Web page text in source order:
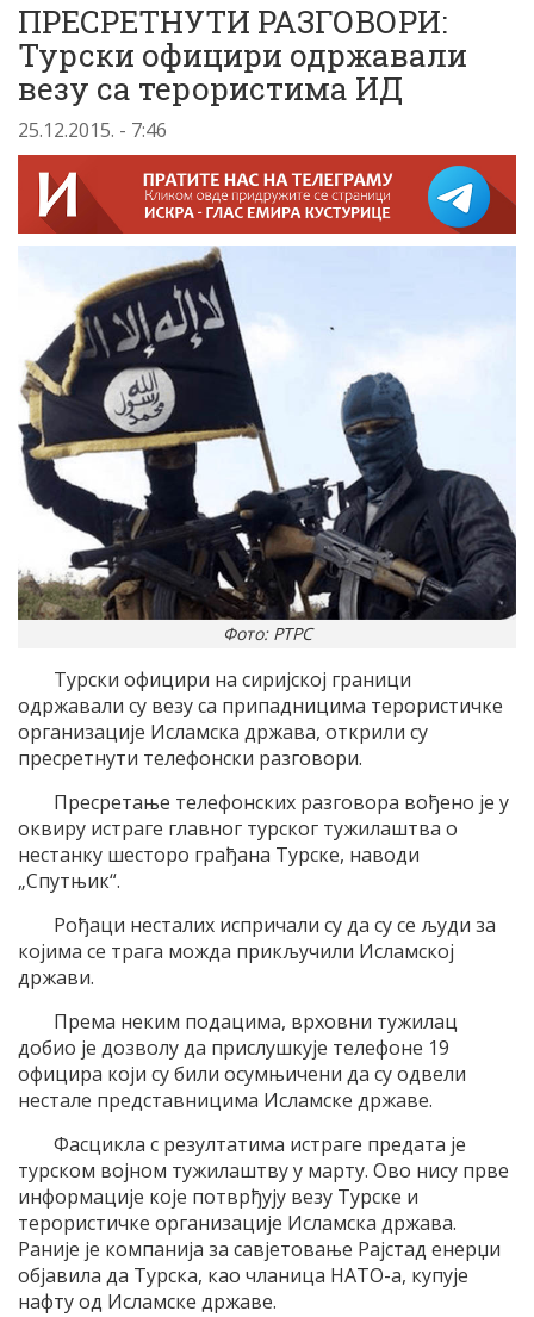
ПРЕСРЕТНУТИ РАЗГОВОРИ:
Турски официри одржавали
везу са терористима ИД
25.12.2015. - 7:46
Фото: РТРС
Турски официри на сиријској граници
одржавали су везу са припадницима терористичке
организације Исламска држава, открили су
пресретнути телефонски разговори.
Пресретање телефонских разговора вођено је у
оквиру истраге главног турског тужилаштва о
нестанку шесторо грађана Турске, наводи
„Спутњик“.
Рођаци несталих испричали су да су се људи за
којима се трага можда прикључили Исламској
држави.
Према неким подацима, врховни тужилац
добио је дозволу да прислушкује телефоне 19
официра који су били осумњичени да су одвели
нестале представницима Исламске државе.
Фасцикла с резултатима истраге предата је
турском војном тужилаштву у марту. Ово нису прве
информације које потврђују везу Турске и
терористичке организације Исламска држава.
Раније је компанија за савјетовање Рајстад енерџи
објавила да Турска, као чланица НАТО-а, купује
нафту од Исламске државе.